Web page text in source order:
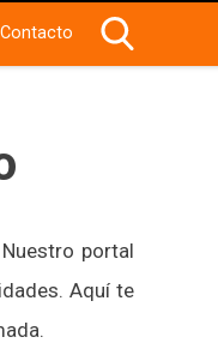
Contacto
portal
Aquí te